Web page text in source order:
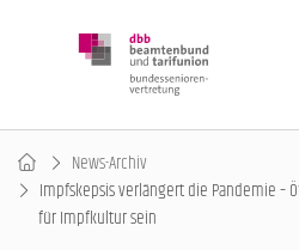
News-Archiv
Impfskepsis verlängert die Pandemie –
für Impfkultur sein